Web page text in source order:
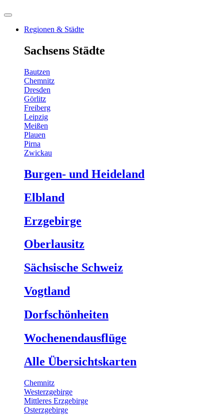
Regionen & Städte
Sachsens Städte
Bautzen
Chemnitz
Dresden
Görlitz
Freiberg
Leipzig
Meißen
Plauen
Pirna
Zwickau
Burgen- und Heideland
Elbland
Erzgebirge
Oberlausitz
Sächsische Schweiz
Vogtland
Dorfschönheiten
Wochenendausflüge
Alle Übersichtskarten
Chemnitz
Westerzgebirge
Mittleres Erzgebirge
Osterzgebirge